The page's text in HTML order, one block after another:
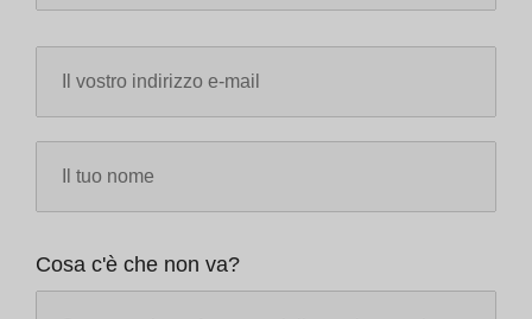
Cosa c'è che non va?